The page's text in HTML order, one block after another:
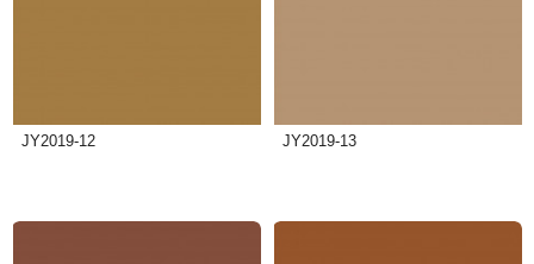
JY2019-12 JY2019-13